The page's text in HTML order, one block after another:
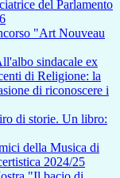
del Parlamento
"Art Nouveau
sindacale ex
di Religione: la
di riconoscere i
di storie. Un libro:
della Musica di
2024/25